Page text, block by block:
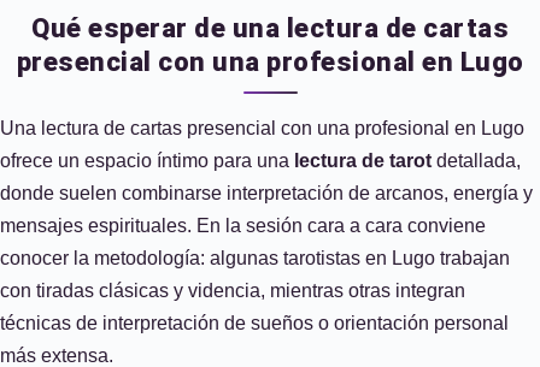
Qué esperar de una lectura de cartas
presencial con una profesional en Lugo
Una lectura de cartas presencial con una profesional en Lugo
ofrece un espacio íntimo para una lectura de tarot detallada,
donde suelen combinarse interpretación de arcanos, energía y
mensajes espirituales. En la sesión cara a cara conviene
conocer la metodología: algunas tarotistas en Lugo trabajan
con tiradas clásicas y videncia, mientras otras integran
técnicas de interpretación de sueños o orientación personal
más extensa.